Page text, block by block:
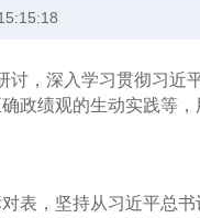
讨，深入学习贯彻习近
政绩观的生动实践等
表，坚持从习近平总